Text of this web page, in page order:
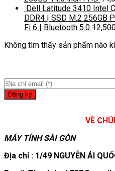
Dell Latitude 3410 Intel
DDR4 | SSD M.2 256GB
Fi 6 | Bluetooth 5.0
Không tìm thấy sản phẩm nào
VỀ
MÁY TÍNH SÀI GÒN
Địa chỉ : 1/49 NGUYỄN ÁI